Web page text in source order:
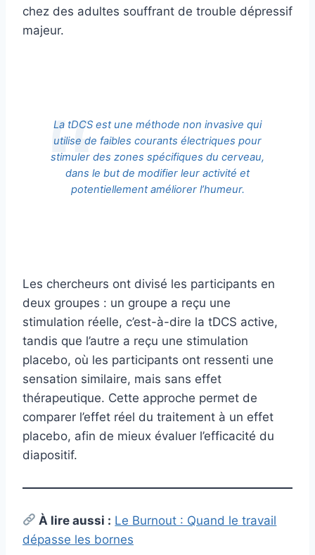
chez des adultes souffrant de trouble dépressif
majeur.
La tDCS est une méthode non invasive qui
utilise de faibles courants électriques pour
stimuler des zones spécifiques du cerveau,
dans le but de modifier leur activité et
potentiellement améliorer l’humeur.
Les chercheurs ont divisé les participants en
deux groupes : un groupe a reçu une
stimulation réelle, c’est-à-dire la tDCS active,
tandis que l’autre a reçu une stimulation
placebo, où les participants ont ressenti une
sensation similaire, mais sans effet
thérapeutique. Cette approche permet de
comparer l’effet réel du traitement à un effet
placebo, afin de mieux évaluer l’efficacité du
diapositif.
À lire aussi : Le Burnout : Quand le travail
dépasse les bornes